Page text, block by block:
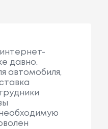
давно.
автомобиля,